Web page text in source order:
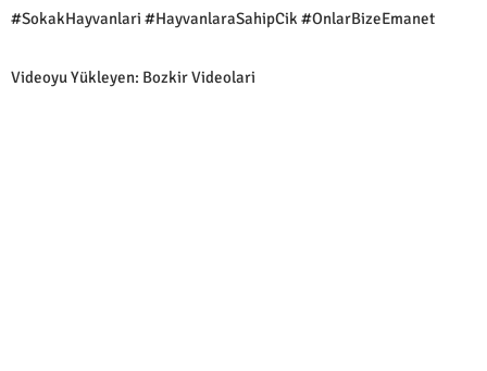
#SokakHayvanlari #HayvanlaraSahipCik #OnlarBizeEmanet
Videoyu Yükleyen: Bozkir Videolari